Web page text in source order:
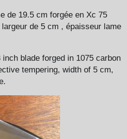
de 19.5 cm forgée en Xc 75
de 5 cm , épaisseur lame
blade forged in 1075 carbon
tempering, width of 5 cm,